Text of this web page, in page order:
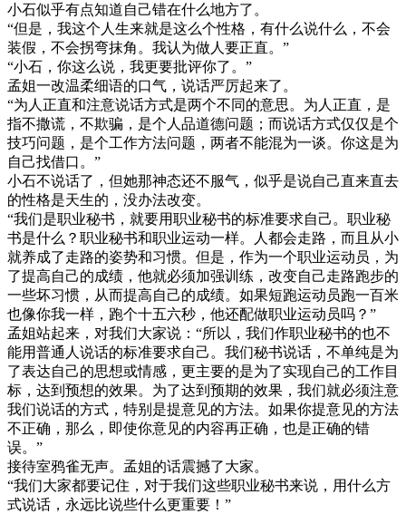
小石似乎有点知道自己错在什么地方了。
“但是，我这个人生来就是这么个性格，有什么说什么，不会
装假，不会拐弯抹角。我认为做人要正直。”
“小石，你这么说，我更要批评你了。”
孟姐一改温柔细语的口气，说话严厉起来了。
“为人正直和注意说话方式是两个不同的意思。为人正直，是
指不撒谎，不欺骗，是个人品道德问题；而说话方式仅仅是个
技巧问题，是个工作方法问题，两者不能混为一谈。你这是为
自己找借口。”
小石不说话了，但她那神态还不服气，似乎是说自己直来直去
的性格是天生的，没办法改变。
“我们是职业秘书，就要用职业秘书的标准要求自己。职业秘
书是什么？职业秘书和职业运动一样。人都会走路，而且从小
就养成了走路的姿势和习惯。但是，作为一个职业运动员，为
了提高自己的成绩，他就必须加强训练，改变自己走路跑步的
一些坏习惯，从而提高自己的成绩。如果短跑运动员跑一百米
也像你我一样，跑个十五六秒，他还配做职业运动员吗？”
孟姐站起来，对我们大家说：“所以，我们作职业秘书的也不
能用普通人说话的标准要求自己。我们秘书说话，不单纯是为
了表达自己的思想或情感，更主要的是为了实现自己的工作目
标，达到预想的效果。为了达到预期的效果，我们就必须注意
我们说话的方式，特别是提意见的方法。如果你提意见的方法
不正确，那么，即使你意见的内容再正确，也是正确的错
误。”
接待室鸦雀无声。孟姐的话震撼了大家。
“我们大家都要记住，对于我们这些职业秘书来说，用什么方
式说话，永远比说些什么更重要！”